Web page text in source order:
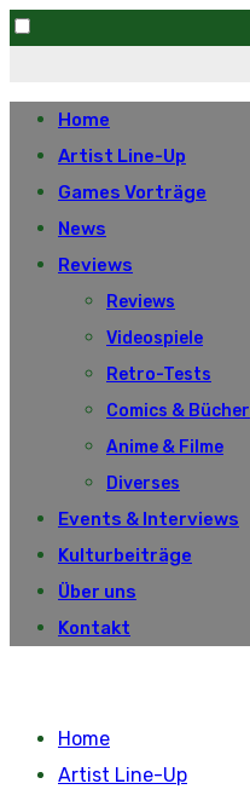
to
content
Home
Artist Line-Up
Games Vorträge
News
Reviews
Reviews
Videospiele
Retro-Tests
Comics & Bücher
Anime & Filme
Diverses
Events & Interviews
Kulturbeiträge
Über uns
Kontakt
Home
Artist Line-Up